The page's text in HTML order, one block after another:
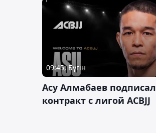
09:45, Бүгін
Асу Алмабаев подписал
контракт с лигой ACBJJ